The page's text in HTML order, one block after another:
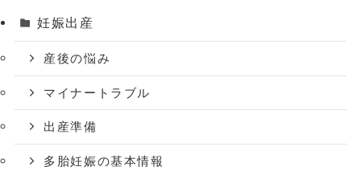
妊娠出産
産後の悩み
マイナートラブル
出産準備
多胎妊娠の基本情報